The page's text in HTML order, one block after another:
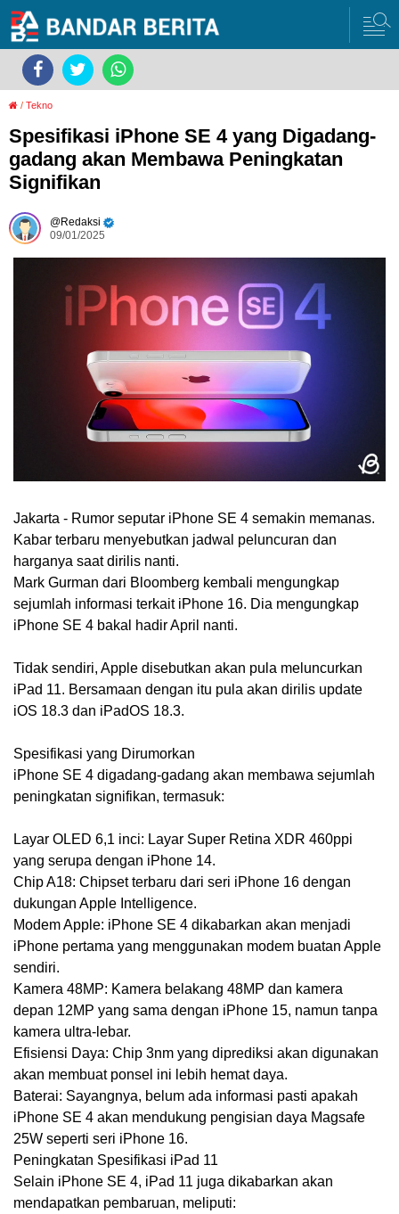
/ Tekno
Spesifikasi iPhone SE 4 yang Digadang-
gadang akan Membawa Peningkatan
Signifikan
Redaksi
09/01/2025
Jakarta - Rumor seputar iPhone SE 4 semakin memanas.
Kabar terbaru menyebutkan jadwal peluncuran dan
harganya saat dirilis nanti.
Mark Gurman dari Bloomberg kembali mengungkap
sejumlah informasi terkait iPhone 16. Dia mengungkap
iPhone SE 4 bakal hadir April nanti.
Tidak sendiri, Apple disebutkan akan pula meluncurkan
iPad 11. Bersamaan dengan itu pula akan dirilis update
iOS 18.3 dan iPadOS 18.3.
Spesifikasi yang Dirumorkan
iPhone SE 4 digadang-gadang akan membawa sejumlah
peningkatan signifikan, termasuk:
Layar OLED 6,1 inci: Layar Super Retina XDR 460ppi
yang serupa dengan iPhone 14.
Chip A18: Chipset terbaru dari seri iPhone 16 dengan
dukungan Apple Intelligence.
Modem Apple: iPhone SE 4 dikabarkan akan menjadi
iPhone pertama yang menggunakan modem buatan Apple
sendiri.
Kamera 48MP: Kamera belakang 48MP dan kamera
depan 12MP yang sama dengan iPhone 15, namun tanpa
kamera ultra-lebar.
Efisiensi Daya: Chip 3nm yang diprediksi akan digunakan
akan membuat ponsel ini lebih hemat daya.
Baterai: Sayangnya, belum ada informasi pasti apakah
iPhone SE 4 akan mendukung pengisian daya Magsafe
25W seperti seri iPhone 16.
Peningkatan Spesifikasi iPad 11
Selain iPhone SE 4, iPad 11 juga dikabarkan akan
mendapatkan pembaruan, meliputi: